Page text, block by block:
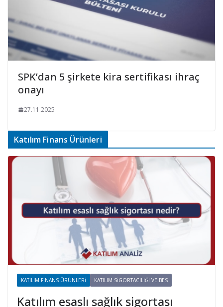
SPK’dan 5 şirkete kira sertifikası ihraç
onayı
27.11.2025
Katılım Finans Ürünleri
KATILIM FINANS ÜRÜNLERI KATILIM SIGORTACILIĞI VE BES
Katılım esaslı sağlık sigortası